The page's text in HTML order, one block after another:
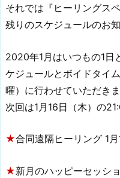
それでは『ヒーリングス
残りのスケジュールのお知
2020年1月はいつもの1日
ケジュールとボイドタイ
曜）に行わせていただきま
次回は1月16日（木）の
★合同遠隔ヒーリング 1
★新月のハッピーセッシ